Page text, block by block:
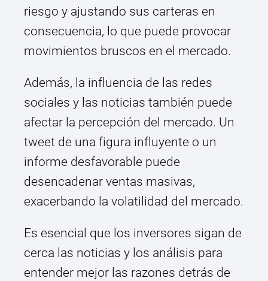
riesgo y ajustando sus carteras en
consecuencia, lo que puede provocar
movimientos bruscos en el mercado.
Además, la influencia de las redes
sociales y las noticias también puede
afectar la percepción del mercado. Un
tweet de una figura influyente o un
informe desfavorable puede
desencadenar ventas masivas,
exacerbando la volatilidad del mercado.
Es esencial que los inversores sigan de
cerca las noticias y los análisis para
entender mejor las razones detrás de